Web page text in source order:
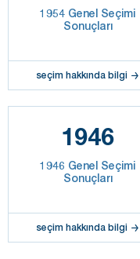
1954 Genel Seçimi
Sonuçları
seçim hakkında bilgi
1946
1946 Genel Seçimi
Sonuçları
seçim hakkında bilgi